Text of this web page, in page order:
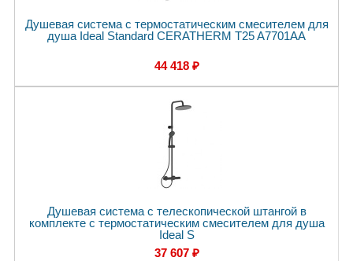
Душевая система с термостатическим смесителем для
душа Ideal Standard CERATHERM T25 A7701AA
44 418 ₽
Душевая система с телескопической штангой в
комплекте с термостатическим смесителем для душа
Ideal S
37 607 ₽